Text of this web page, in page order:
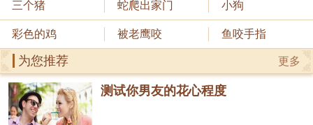
三个猪 蛇爬出家门 小狗
彩色的鸡 被老鹰咬 鱼咬手指
更多
为您推荐
测试你男友的花心程度